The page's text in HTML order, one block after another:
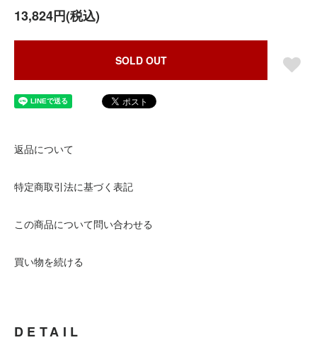
13,824円(税込)
SOLD OUT
返品について
特定商取引法に基づく表記
この商品について問い合わせる
買い物を続ける
DETAIL